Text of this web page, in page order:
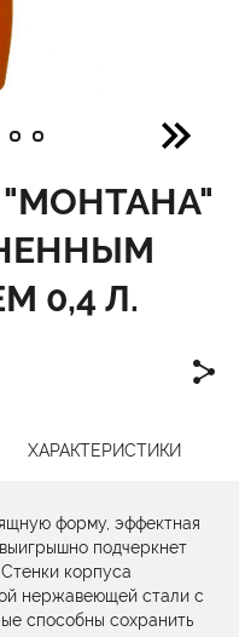
0,4 Л.
ХАРАКТЕРИСТИКИ
форму, эффектная
подчеркнет
корпуса
нержавеющей стали с
способны сохранить